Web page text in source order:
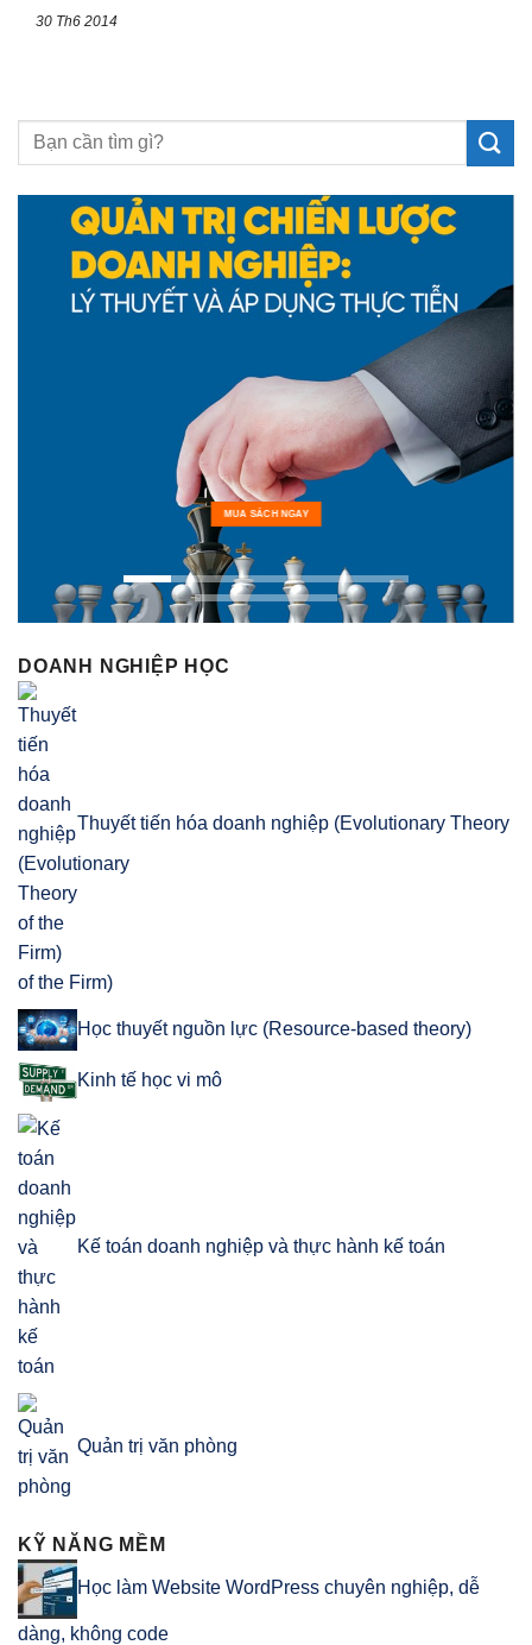
30 Th6 2014
MUA SÁCH NGAY
DOANH NGHIỆP HỌC
Thuyết tiến hóa doanh nghiệp (Evolutionary Theory
of the Firm)
Học thuyết nguồn lực (Resource-based theory)
Kinh tế học vi mô
Kế toán doanh nghiệp và thực hành kế toán
Quản trị văn phòng
KỸ NĂNG MỀM
Học làm Website WordPress chuyên nghiệp, dễ
dàng, không code